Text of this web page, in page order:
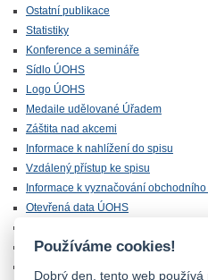
Ostatní publikace
Statistiky
Konference a semináře
Sídlo ÚOHS
Logo ÚOHS
Medaile udělované Úřadem
Záštita nad akcemi
Informace k nahlížení do spisu
Vzdálený přístup ke spisu
Informace k vyznačování
Otevřená data ÚOHS
Chráněná zóna
Používáme cookies!
Dobrý den, tento web